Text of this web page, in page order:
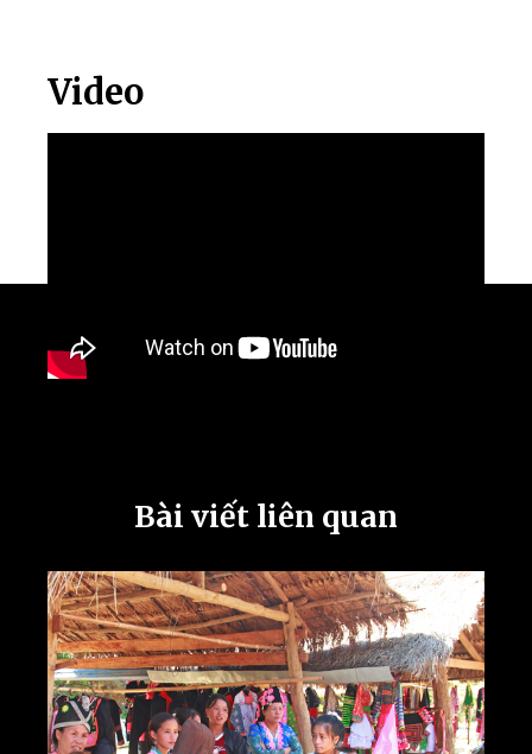
Video
Bài viết liên quan